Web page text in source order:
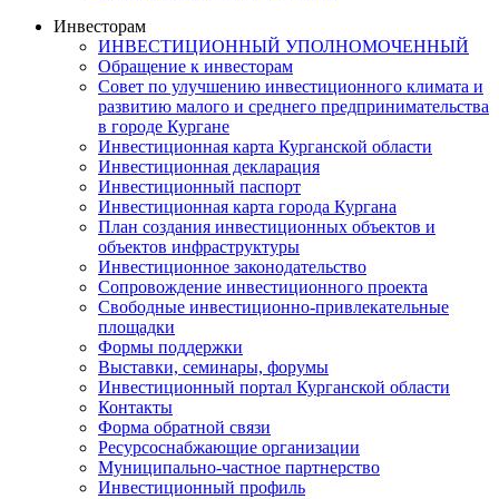
Инвесторам
ИНВЕСТИЦИОННЫЙ УПОЛНОМОЧЕННЫЙ
Обращение к инвесторам
Совет по улучшению инвестиционного климата и
развитию малого и среднего предпринимательства
в городе Кургане
Инвестиционная карта Курганской области
Инвестиционная декларация
Инвестиционный паспорт
Инвестиционная карта города Кургана
План создания инвестиционных объектов и
объектов инфраструктуры
Инвестиционное законодательство
Сопровождение инвестиционного проекта
Свободные инвестиционно-привлекательные
площадки
Формы поддержки
Выставки, семинары, форумы
Инвестиционный портал Курганской области
Контакты
Форма обратной связи
Ресурсоснабжающие организации
Муниципально-частное партнерство
Инвестиционный профиль